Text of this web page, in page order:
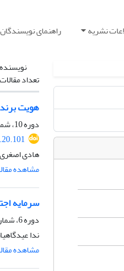
نشریه راهنمای نویسندگان
تعداد
هویت
دوره 10، شماره 20، پاییز 1401، صفحه
هادی
مشاهده
سرمایه
دوره 6، شماره 12، پاییز 1397
ندا
مشاهده